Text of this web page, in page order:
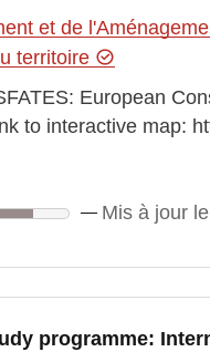
et de
territoire
European
to interactive map:
Mis à jour
programme: